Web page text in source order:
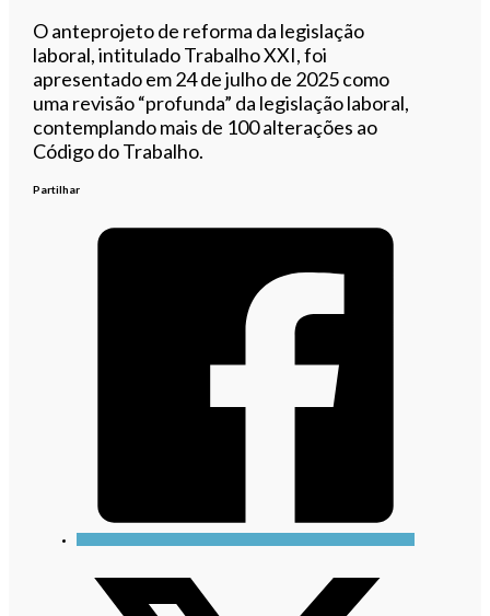
O anteprojeto de reforma da legislação
laboral, intitulado Trabalho XXI, foi
apresentado em 24 de julho de 2025 como
uma revisão “profunda” da legislação laboral,
contemplando mais de 100 alterações ao
Código do Trabalho.
Partilhar